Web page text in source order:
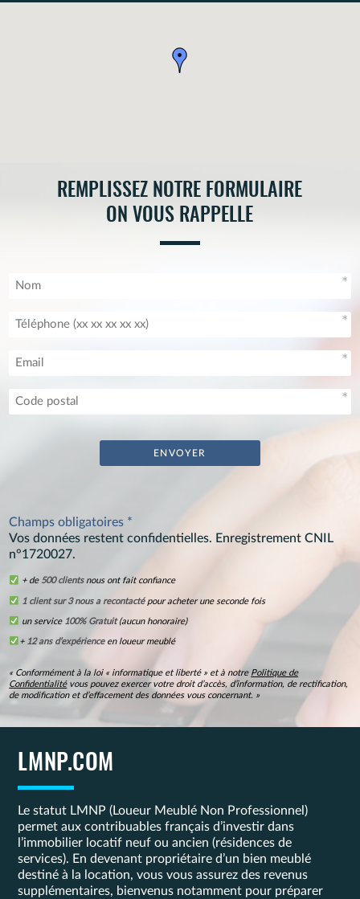
REMPLISSEZ NOTRE FORMULAIRE
ON VOUS RAPPELLE
Champs obligatoires *
Vos données restent confidentielles. Enregistrement CNIL
n°1720027.
+ de 500 clientsnous ont fait confiance
1 client sur 3 nous a recontactépour acheter une seconde fois
un service 100% Gratuit(aucun honoraire)
+12 ans d’expérienceen loueur meublé
« Conformément à la loi « informatique et liberté » et à notre Politique de
Confidentialitévous pouvez exercer votre droit d’accès, d’information, de rectification,
de modification et d’effacement des données vous concernant. »
LMNP.COM
Le statut LMNP (Loueur Meublé Non Professionnel)
permet aux contribuables français d’investir dans
l’immobilier locatif neuf ou ancien (résidences de
services). En devenant propriétaire d’un bien meublé
destiné à la location, vous vous assurez des revenus
supplémentaires, bienvenus notamment pour préparer